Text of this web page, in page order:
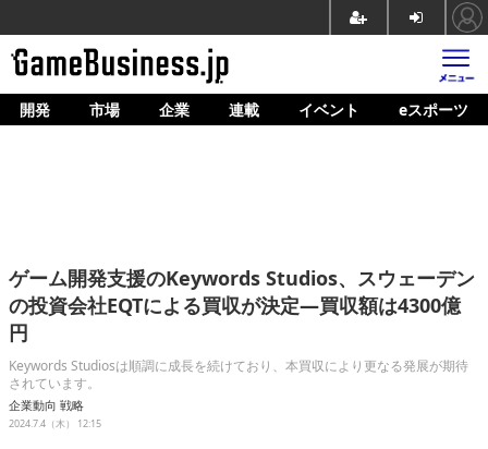
ホーム
企業動向
人材育成
産業政策
連載
開発 市場 企業 連載 イベント eスポーツ
ゲーム開発支援のKeywords Studios、スウェーデン
の投資会社EQTによる買収が決定―買収額は4300億
円
Keywords Studiosは順調に成長を続けており、本買収により更なる発展が期待
されています。
企業動向 戦略
2024.7.4（木） 12:15